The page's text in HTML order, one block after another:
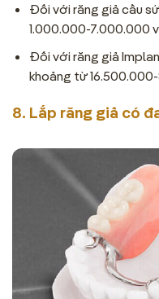
Đối với răng giả cầu
1.000.000-7.000.000
Đối với răng giả
khoảng từ
8. Lắp răng giả có